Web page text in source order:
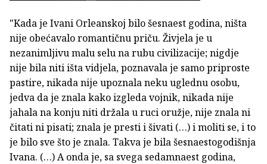
"Kada je Ivani Orleanskoj bilo šesnaest godina, ništa
nije obećavalo romantičnu priču. Živjela je u
nezanimljivu malu selu na rubu civilizacije; nigdje
nije bila niti išta vidjela, poznavala je samo priproste
pastire, nikada nije upoznala neku uglednu osobu,
jedva da je znala kako izgleda vojnik, nikada nije
jahala na konju niti držala u ruci oružje, nije znala ni
čitati ni pisati; znala je presti i šivati (…) i moliti se, i to
je bilo sve što je znala. Takva je bila šesnaestogodišnja
Ivana. (…) A onda je, sa svega sedamnaest godina,